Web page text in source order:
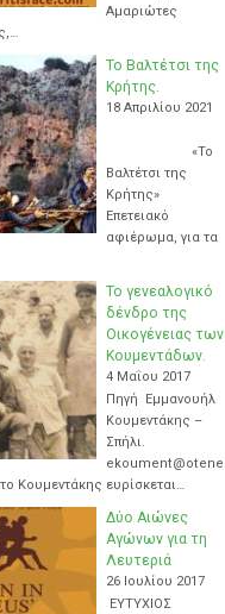
Αμαριώτες
Το Βαλτέτσι της
Κρήτης.
18 Απριλίου 2021
«Το
Βαλτέτσι της
Κρήτης»
Επετειακό
αφιέρωμα, για τα
Το γενεαλογικό
δένδρο της
Οικογένειας των
Κουμεντάδων.
4 Μαΐου 2017
Πηγή Εμμανουήλ
Κουμεντάκης –
Σπήλι.
ekoument@otene
Κουμεντάκης ευρίσκεται…
Δύο Αιώνες
Αγώνων για τη
Λευτεριά
26 Ιουλίου 2017
ΕΥΤΥΧΙΟΣ